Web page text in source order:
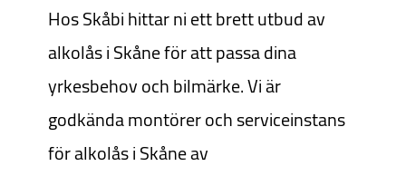
Hos Skåbi hittar ni ett brett utbud av
alkolås i Skåne för att passa dina
yrkesbehov och bilmärke. Vi är
godkända montörer och serviceinstans
för alkolås i Skåne av